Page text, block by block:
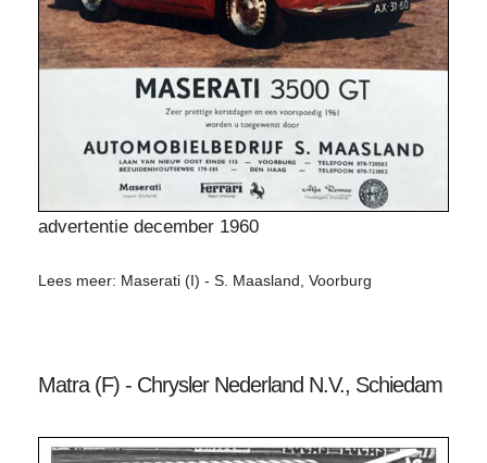
advertentie december 1960
Lees meer: Maserati (I) - S. Maasland, Voorburg
Matra (F) - Chrysler Nederland N.V., Schiedam